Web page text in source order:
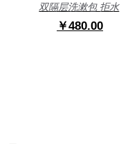
双隔层洗漱包 拒水
￥480.00